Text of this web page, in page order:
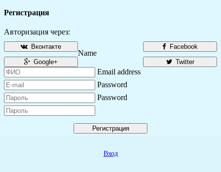
Регистрация
Авторизация через:
Facebook
Вконтакте
Twitter
Google+
Name
Email address
Password
Password
Регистрация
Вход